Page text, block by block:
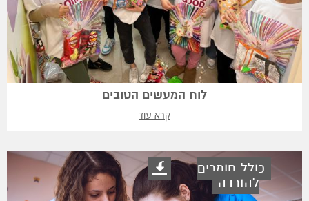
לוח המעשים הטובים
קרא עוד
כולל חומרים
להורדה